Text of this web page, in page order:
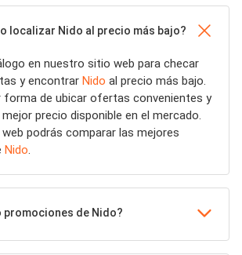
localizar Nido al precio más bajo?
en nuestro sitio web para checar
y encontrar Nido al precio más bajo.
forma de ubicar ofertas convenientes y
mejor precio disponible en el mercado.
podrás comparar las mejores
Nido.
promociones de Nido?